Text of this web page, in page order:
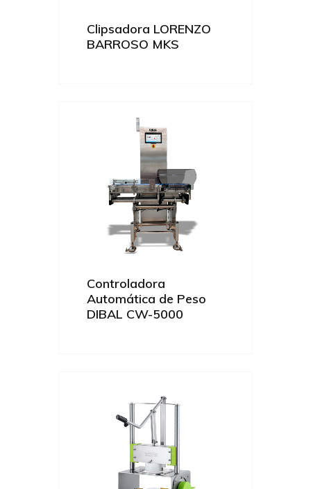
Clipsadora LORENZO
BARROSO MKS
Controladora
Automática de Peso
DIBAL CW-5000